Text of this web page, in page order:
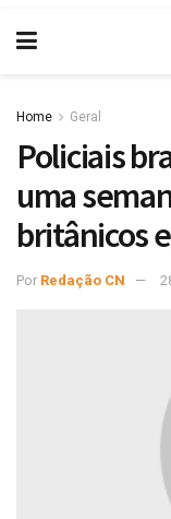
Home Geral
Policiais
uma
britânicos
Por Redação CN